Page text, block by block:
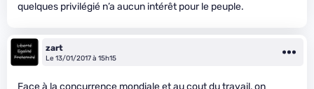
quelques privilégié n’a aucun intérêt pour le peuple.
zart
Le 13/01/2017 à 15h15